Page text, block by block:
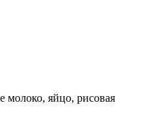
молоко, яйцо, рисовая